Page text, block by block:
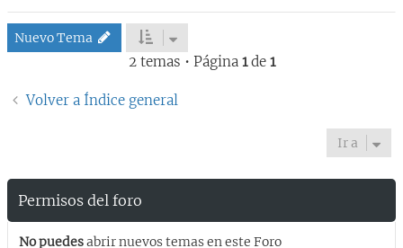
Nuevo Tema
2 temas • Página 1de 1
Volver a Índice general
Ir a
Permisos del foro
No puedesabrir nuevos temas en este Foro